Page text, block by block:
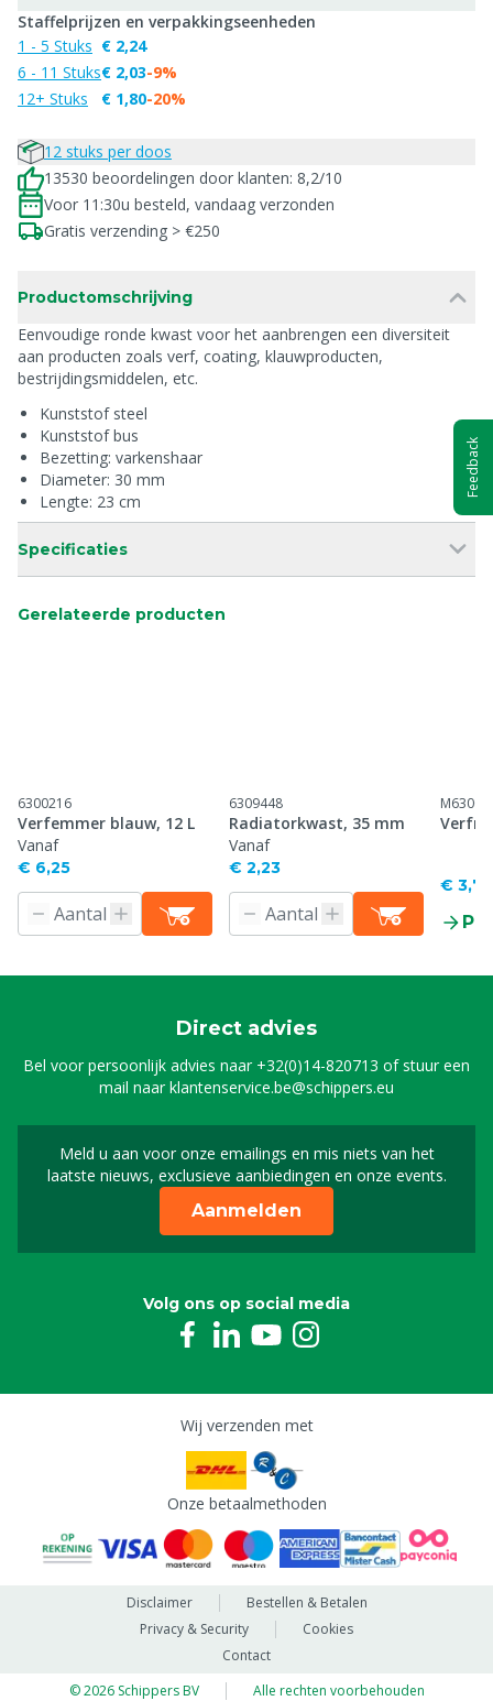
Staffelprijzen en verpakkingseenheden
1 - 5 Stuks
6 - 11 Stuks
12+ Stuks
€ 2,24
€ 2,03
€ 1,80
-9%
-20%
12 stuks per doos
13530 beoordelingen door klanten: 8,2/10
Voor 11:30u besteld, vandaag verzonden
Gratis verzending > €250
Productomschrijving
Eenvoudige ronde kwast voor het aanbrengen een diversiteit
aan producten zoals verf, coating, klauwproducten,
bestrijdingsmiddelen, etc.
Kunststof steel
Kunststof bus
Bezetting: varkenshaar
Diameter: 30 mm
Lengte: 23 cm
Specificaties
Gerelateerde producten
6300216
Verfemmer blauw, 12 L
Vanaf
€ 6,25
6309448
Radiatorkwast, 35 mm
Vanaf
€ 2,23
€ 3,79
Direct advies
Bel voor persoonlijk advies naar +32(0)14-820713 of stuur een
mail naarklantenservice.be@schippers.eu
Meld u aan voor onze emailings en mis niets van het
laatste nieuws, exclusieve aanbiedingen en onze events.
Meld u aan voor onze
Aanmelden
Volg ons op social media
Wij verzenden met
Onze betaalmethoden
Disclaimer
Bestellen & Betalen
Privacy & Security
Cookies
Contact
© 2026 Schippers BV
Alle rechten voorbehouden
Feedback